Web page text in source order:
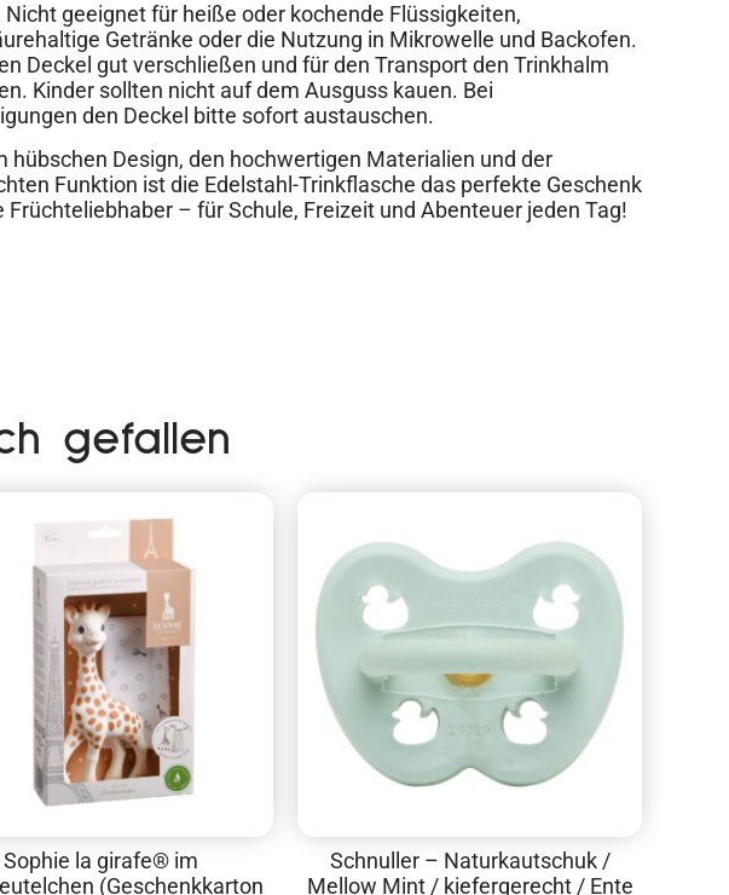
Nicht geeignet für heiße oder kochende Flüssigkeiten,
Getränke oder die Nutzung in Mikrowelle und Backofen.
Deckel gut verschließen und für den Transport den Trinkhalm
Kinder sollten nicht auf dem Ausguss kauen. Bei
den Deckel bitte sofort austauschen.
hübschen Design, den hochwertigen Materialien und der
Funktion ist die Edelstahl-Trinkflasche das perfekte Geschenk
Früchteliebhaber – für Schule, Freizeit und Abenteuer jeden Tag!
gefallen
Sophie la girafe® im
(Geschenkkarton
Schnuller – Naturkautschuk /
Mellow Mint / kiefergerecht / Ente